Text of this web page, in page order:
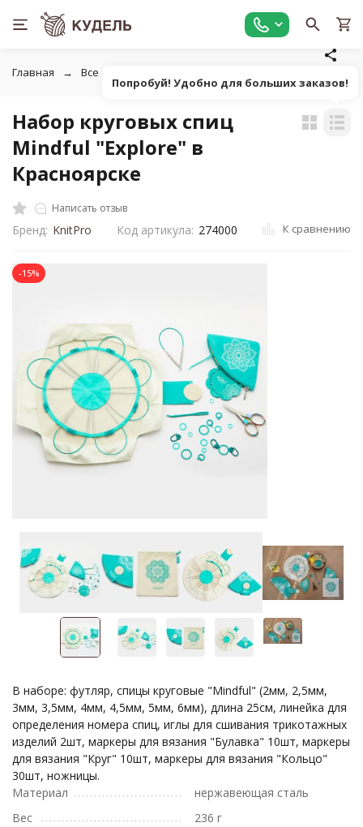
Главная Все для вязания
Набор круговых спиц
Mindful "Explore" в
Красноярске
Написать отзыв
Бренд: KnitPro Код артикула: 274000 К сравнению
-15%
В наборе: футляр, спицы круговые "Mindful" (2мм, 2,5мм,
3мм, 3,5мм, 4мм, 4,5мм, 5мм, 6мм), длина 25см, линейка для
определения номера спиц, иглы для сшивания трикотажных
изделий 2шт, маркеры для вязания "Булавка" 10шт, маркеры
для вязания "Круг" 10шт, маркеры для вязания "Кольцо"
30шт, ножницы.
Материал
нержавеющая сталь
Вес
236 г
Попробуй! Удобно для больших заказов!